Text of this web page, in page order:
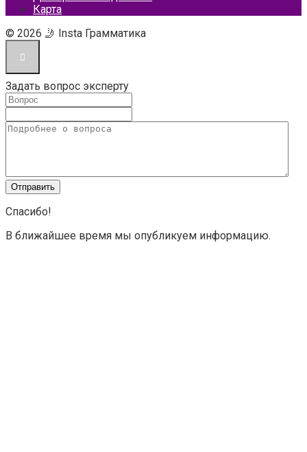
Карта
© 2026 🤳 Insta Грамматика
Задать вопрос эксперту
Спасибо!
В ближайшее время мы опубликуем информацию.